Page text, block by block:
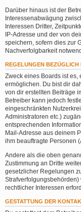
Darüber hinaus ist der
Interessenabwägung
Interessen Dritter,
IP-Adresse und der von
speichern, sofern dies zur
Nachverfolgbarkeit
REGELUNGEN BEZÜGLICH
Zweck eines Boards ist es,
ermöglichen. Du bist dir
von dir erstellten Beiträge
Betreiber kann jedoch
eingeschränkten
Administratoren etc.)
entsprechenden
Mail-Adresse aus deinem
ihm beauftragte Personen
Andere als die oben
Zustimmung an Dritte
gesetzlicher Regelungen
Strafverfolgungsbehörden)
rechtlicher Interessen
GESTATTUNG DER